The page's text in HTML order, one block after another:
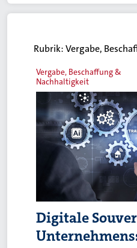
Rubrik:Vergabe,
Vergabe, Beschaffung &
Nachhaltigkeit
Digitale